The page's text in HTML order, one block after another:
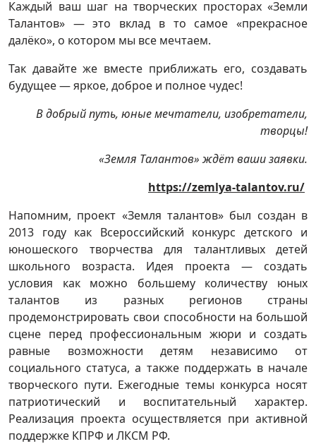
Каждый ваш шаг на творческих просторах «Земли
Талантов» — это вклад в то самое «прекрасное
далёко», о котором мы все мечтаем.
Так давайте же вместе приближать его, создавать
будущее — яркое, доброе и полное чудес!
В добрый путь, юные мечтатели, изобретатели,
творцы!
«Земля Талантов» ждёт ваши заявки.
https://zemlya-talantov.ru/
Напомним, проект «Земля талантов» был создан в
2013 году как Всероссийский конкурс детского и
юношеского творчества для талантливых детей
школьного возраста. Идея проекта — создать
условия как можно большему количеству юных
талантов из разных регионов страны
продемонстрировать свои способности на большой
сцене перед профессиональным жюри и создать
равные возможности детям независимо от
социального статуса, а также поддержать в начале
творческого пути. Ежегодные темы конкурса носят
патриотический и воспитательный характер.
Реализация проекта осуществляется при активной
поддержке КПРФ и ЛКСМ РФ.